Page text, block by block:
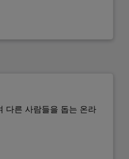
다른 사람들을 돕는 온라